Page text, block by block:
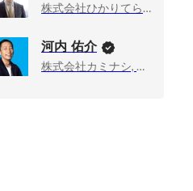
株式会社ひかりてらす, 代表取締役
河内 佑介
株式会社カミナシ, 取締役COO